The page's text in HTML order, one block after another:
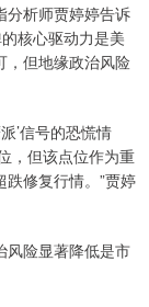
分析师贾婷婷告诉
核心驱动力是美
，但地缘政治风险
’信号的恐慌情
，但该点位作为重
修复行情。”贾婷
风险显著降低是市